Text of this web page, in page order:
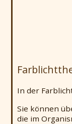
In der
Sie können
die im